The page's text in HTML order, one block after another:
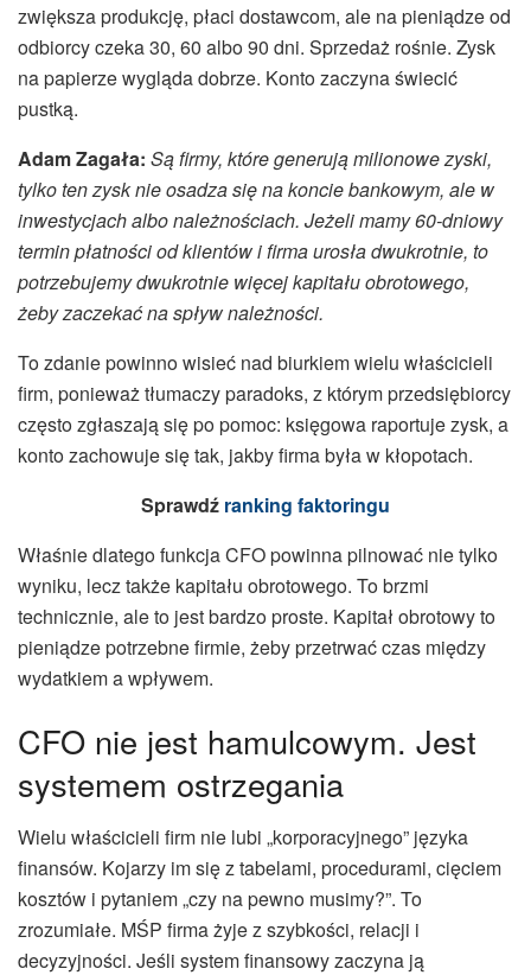
zwiększa produkcję, płaci dostawcom, ale na pieniądze od
odbiorcy czeka 30, 60 albo 90 dni. Sprzedaż rośnie. Zysk
na papierze wygląda dobrze. Konto zaczyna świecić
pustką.
Adam Zagała: Są firmy, które generują milionowe zyski,
tylko ten zysk nie osadza się na koncie bankowym, ale w
inwestycjach albo należnościach. Jeżeli mamy 60-dniowy
termin płatności od klientów i firma urosła dwukrotnie, to
potrzebujemy dwukrotnie więcej kapitału obrotowego,
żeby zaczekać na spływ należności.
To zdanie powinno wisieć nad biurkiem wielu właścicieli
firm, ponieważ tłumaczy paradoks, z którym przedsiębiorcy
często zgłaszają się po pomoc: księgowa raportuje zysk, a
konto zachowuje się tak, jakby firma była w kłopotach.
Sprawdź ranking faktoringu
Właśnie dlatego funkcja CFO powinna pilnować nie tylko
wyniku, lecz także kapitału obrotowego. To brzmi
technicznie, ale to jest bardzo proste. Kapitał obrotowy to
pieniądze potrzebne firmie, żeby przetrwać czas między
wydatkiem a wpływem.
CFO nie jest hamulcowym. Jest
systemem ostrzegania
Wielu właścicieli firm nie lubi „korporacyjnego” języka
finansów. Kojarzy im się z tabelami, procedurami, cięciem
kosztów i pytaniem „czy na pewno musimy?”. To
zrozumiałe. MŚP firma żyje z szybkości, relacji i
decyzyjności. Jeśli system finansowy zaczyna ją